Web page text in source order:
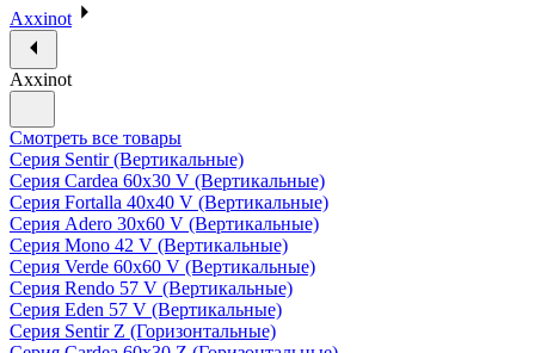
Axxinot
Axxinot
Смотреть все товары
Серия Sentir (Вертикальные)
Серия Cardea 60х30 V (Вертикальные)
Серия Fortalla 40х40 V (Вертикальные)
Серия Adero 30х60 V (Вертикальные)
Серия Mono 42 V (Вертикальные)
Серия Verde 60х60 V (Вертикальные)
Серия Rendo 57 V (Вертикальные)
Серия Eden 57 V (Вертикальные)
Серия Sentir Z (Горизонтальные)